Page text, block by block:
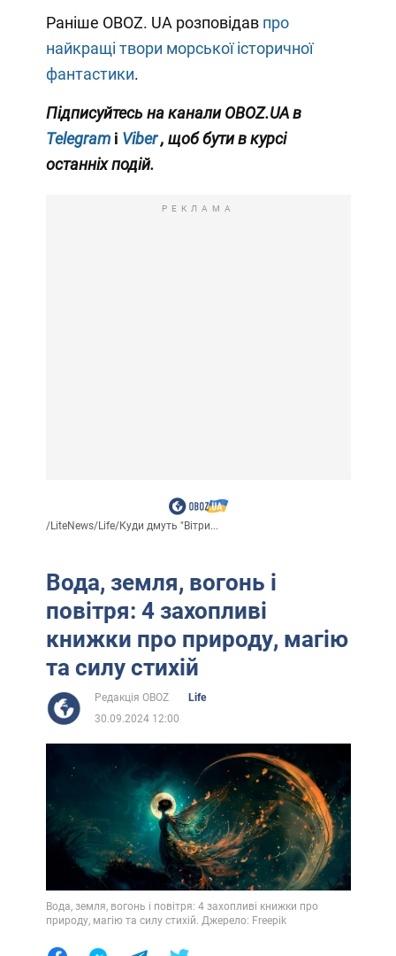
Раніше OBOZ. UA розповідав про
найкращі твори морської історичної
фантастики.
Підписуйтесь на канали OBOZ.UA в
Telegram і Viber , щоб бути в курсі
останніх подій.
РЕКЛАМА
/LiteNews/Life/Куди дмуть "Вітри...
Вода, земля, вогонь і
повітря: 4 захопливі
книжки про природу, магію
та силу стихій
Редакція OBOZ
Life
30.09.2024 12:00
Вода, земля, вогонь і повітря: 4 захопливі книжки про
природу, магію та силу стихій. Джерело: Freepik